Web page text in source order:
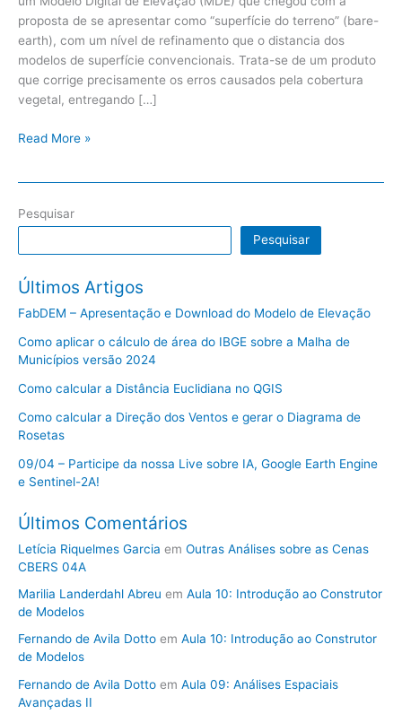
proposta de se apresentar como “superfície do terreno” (bare-
earth), com um nível de refinamento que o distancia dos
modelos de superfície convencionais. Trata-se de um produto
que corrige precisamente os erros causados pela cobertura
vegetal, entregando […]
Read More »
Pesquisar
Pesquisar
Últimos Artigos
FabDEM – Apresentação e Download do Modelo de Elevação
Como aplicar o cálculo de área do IBGE sobre a Malha de
Municípios versão 2024
Como calcular a Distância Euclidiana no QGIS
Como calcular a Direção dos Ventos e gerar o Diagrama de
Rosetas
09/04 – Participe da nossa Live sobre IA, Google Earth Engine
e Sentinel-2A!
Últimos Comentários
Letícia Riquelmes Garcia em Outras Análises sobre as Cenas
CBERS 04A
Marilia Landerdahl Abreu em Aula 10: Introdução ao Construtor
de Modelos
Fernando de Avila Dotto em Aula 10: Introdução ao Construtor
de Modelos
Fernando de Avila Dotto em Aula 09: Análises Espaciais
Avançadas II